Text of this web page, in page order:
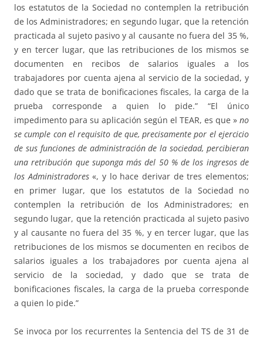
los estatutos de la Sociedad no contemplen la retribución
de los Administradores; en segundo lugar, que la retención
practicada al sujeto pasivo y al causante no fuera del 35 %,
y en tercer lugar, que las retribuciones de los mismos se
documenten en recibos de salarios iguales a los
trabajadores por cuenta ajena al servicio de la sociedad, y
dado que se trata de bonificaciones fiscales, la carga de la
prueba corresponde a quien lo pide.” “El único
impedimento para su aplicación según el TEAR, es que » no
se cumple con el requisito de que, precisamente por el ejercicio
de sus funciones de administración de la sociedad, percibieran
una retribución que suponga más del 50 % de los ingresos de
los Administradores«, y lo hace derivar de tres elementos;
en primer lugar, que los estatutos de la Sociedad no
contemplen la retribución de los Administradores; en
segundo lugar, que la retención practicada al sujeto pasivo
y al causante no fuera del 35 %, y en tercer lugar, que las
retribuciones de los mismos se documenten en recibos de
salarios iguales a los trabajadores por cuenta ajena al
servicio de la sociedad, y dado que se trata de
bonificaciones fiscales, la carga de la prueba corresponde
a quien lo pide.”
Se invoca por los recurrentes la Sentencia del TS de 31 de